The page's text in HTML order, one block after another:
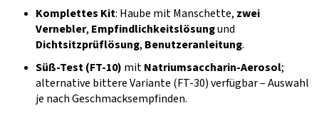
Komplettes Kit: Haube mit Manschette, zwei
Vernebler, Empfindlichkeitslösungund
Dichtsitzprüflösung, Benutzeranleitung.
Süß-Test (FT-10) mitNatriumsaccharin-Aerosol;
alternative bittere Variante (FT-30) verfügbar – Auswahl
je nach Geschmacksempfinden.